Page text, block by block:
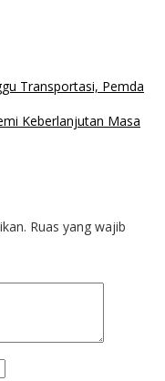
Transportasi, Pemda
Keberlanjutan Masa
Ruas yang wajib